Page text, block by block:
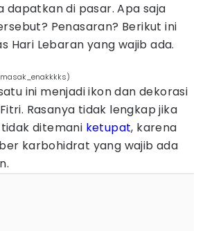
dapatkan di pasar. Apa saja
Penasaran? Berikut ini
Hari Lebaran yang wajib ada.
ini menjadi ikon dan dekorasi
Rasanya tidak lengkap jika
ditemani ketupat, karena
karbohidrat yang wajib ada